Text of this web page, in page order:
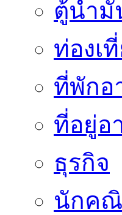
ตู้น้ำมั
ท่องเ
ที่พักอ
ที่อยู่อ
ธุรกิจ
นักคณิ